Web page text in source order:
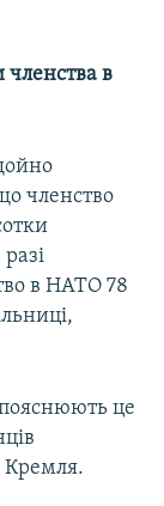
членства в
членство
в НАТО 78
це
Кремля.